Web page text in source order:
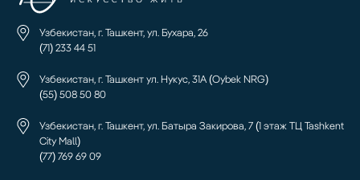
Узбекистан, г. Ташкент, ул. Бухара, 26
(71) 233 44 51
Узбекистан, г. Ташкент ул. Нукус, 31А (Oybek NRG)
(55) 508 50 80
Узбекистан, г. Ташкент, ул. Батыра Закирова, 7 (1 этаж ТЦ Tashkent
City Mall)
(77) 769 69 09